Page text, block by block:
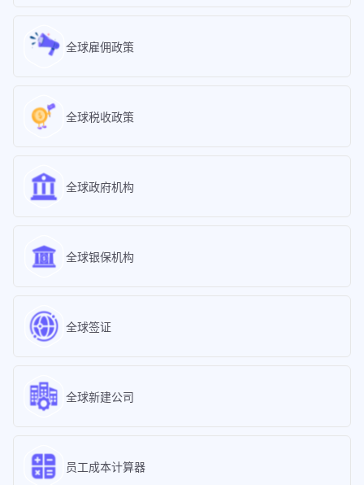
全球雇佣政策
全球税收政策
全球政府机构
全球银保机构
全球签证
全球新建公司
员工成本计算器